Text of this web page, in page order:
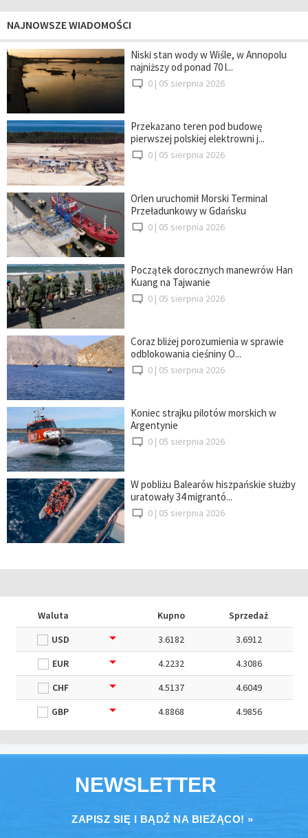
NAJNOWSZE WIADOMOŚCI
Niski stan wody w Wiśle, w Annopolu
najniższy od ponad 70 l...
0 | 05 sierpnia 2026
Przekazano teren pod budowę
pierwszej polskiej elektrowni j...
0 | 05 sierpnia 2026
Orlen uruchomił Morski Terminal
Przeładunkowy w Gdańsku
0 | 05 sierpnia 2026
Początek dorocznych manewrów Han
Kuang na Tajwanie
0 | 05 sierpnia 2026
Coraz bliżej porozumienia w sprawie
odblokowania cieśniny O...
0 | 05 sierpnia 2026
Koniec strajku pilotów morskich w
Argentynie
0 | 05 sierpnia 2026
W pobliżu Balearów hiszpańskie służby
uratowały 34 migrantó...
0 | 05 sierpnia 2026
Waluta Kupno
Sprzedaż
USD
3.6182
3.6912
EUR
4.2232
4.3086
CHF
4.5137
4.6049
GBP
4.8868 4.9856
NEWSLETTER
ZAPISZ SIĘ I BĄDŹ NA BIEŻĄCO! »